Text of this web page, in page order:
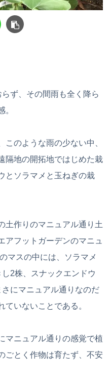
ず、その間雨も全く降ら
。
のような雨の少ない中、
隔地の開拓地ではじめた栽
とソラマメと玉ねぎの栽
土作りのマニュアル通り土
アフットガーデンのマニュ
マスの中には、ソラマメ
2株、スナックエンドウ
にマニュアル通りなのだ
ていないことである。
マニュアル通りの感覚で植
ごとく作物は育たず、不安